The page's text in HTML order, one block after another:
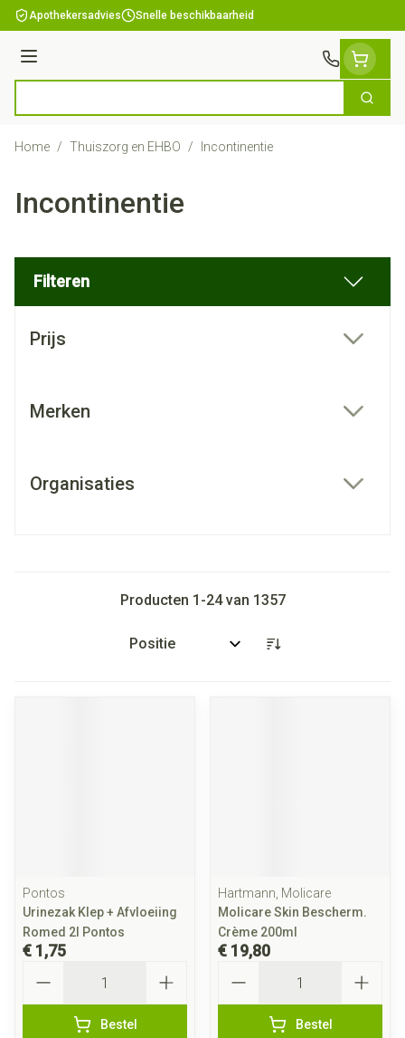
Ga naar de inhoud
Apothekersadvies Snelle beschikbaarheid
Menu
Zoek
Home / Thuiszorg en EHBO / Incontinentie
Incontinentie
Filteren
Prijs
Merken
Organisaties
Producten 1 -24van 1357
Sorteer op:
Pontos
Urinezak Klep + Afvloeiing
Romed 2l Pontos
€ 1,75
Bestel
Hartmann, Molicare
Molicare Skin Bescherm.
Crème 200ml
€ 19,80
Bestel